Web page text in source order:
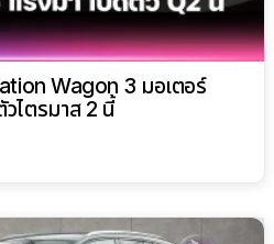
Wagon 3 มอเตอร์
ไตรมาส 2 นี้